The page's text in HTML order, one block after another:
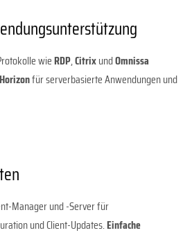
wieRDP,CitrixundOmnissa
für serverbasierte Anwendungen und
Manager und -Server für
und Client-Updates.Einfache